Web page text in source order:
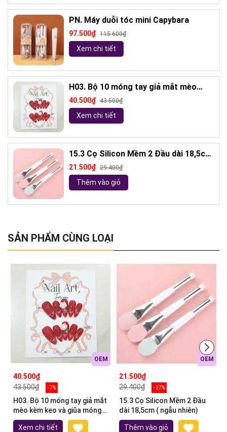
PN. Máy duỗi tóc mini Capybara
97.500₫ 115.600₫
Xem chi tiết
H03. Bộ 10 móng tay giả mắt mèo
kèm keo và giũa móng (ngẫu nhiên)
40.500₫ 43.500₫
Xem chi tiết
15.3 Cọ Silicon Mềm 2 Đầu dài 18,5cm
( ngẫu nhiên)
21.500₫ 29.400₫
Thêm vào giỏ
SẢN PHẨM CÙNG LOẠI
OEM
40.500₫
43.500₫
- 7%
H03. Bộ 10 móng tay giả mắt
mèo kèm keo và giũa móng
(ngẫu nhiên)
Xem chi tiết
OEM
21.500₫
29.400₫
- 27%
15.3 Cọ Silicon Mềm 2 Đầu
dài 18,5cm ( ngẫu nhiên)
Thêm vào giỏ